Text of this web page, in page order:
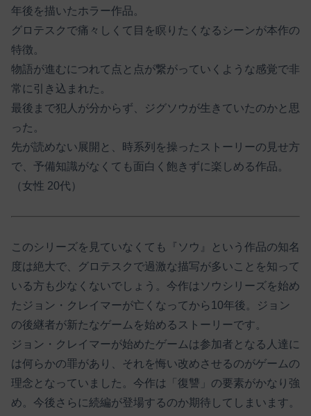
年後を描いたホラー作品。
グロテスクで痛々しくて目を瞑りたくなるシーンが本作の
特徴。
物語が進むにつれて点と点が繋がっていくような感覚で非
常に引き込まれた。
最後まで犯人が分からず、ジグソウが生きていたのかと思
った。
先が読めない展開と、時系列を操ったストーリーの見せ方
で、予備知識がなくても面白く飽きずに楽しめる作品。
（女性 20代）
このシリーズを見ていなくても『ソウ』という作品の知名
度は絶大で、グロテスクで過激な描写が多いことを知って
いる方も少なくないでしょう。今作はソウシリーズを始め
たジョン・クレイマーが亡くなってから10年後。ジョン
の後継者が新たなゲームを始めるストーリーです。
ジョン・クレイマーが始めたゲームは参加者となる人達に
は何らかの罪があり、それを悔い改めさせるのがゲームの
理念となっていました。今作は「復讐」の要素がかなり強
め。今後さらに続編が登場するのか期待してしまいます。